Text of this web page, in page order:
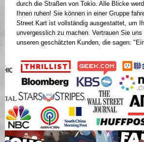
durch die Straßen von Tokio. Alle Blicke
Ihnen ruhen! Sie können in einer Gruppe
Street Kart ist vollständig ausgestattet, um
unvergesslich zu machen. Vertrauen Sie
unseren geschätzten Kunden, die sagen: